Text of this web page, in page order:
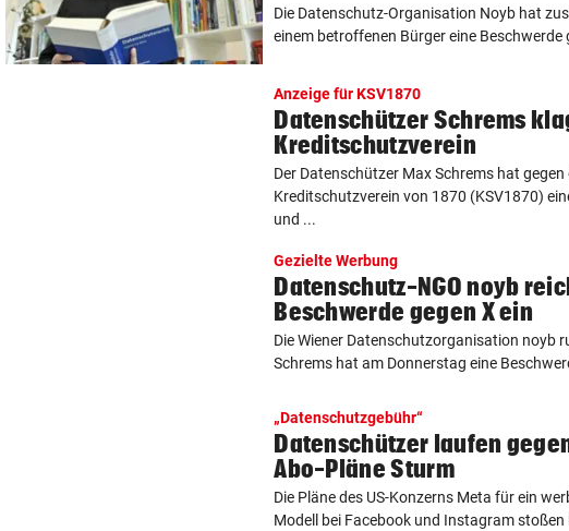
Die Datenschutz-Organisation Noyb hat
einem betroffenen Bürger eine Beschwerde
Anzeige für KSV1870
Datenschützer Schrems
Kreditschutzverein
Der Datenschützer Max Schrems hat gegen
Kreditschutzverein von 1870 (KSV1870)
und ...
Gezielte Werbung
Datenschutz-NGO noyb
Beschwerde gegen X ein
Die Wiener Datenschutzorganisation noyb
Schrems hat am Donnerstag eine
„Datenschutzgebühr“
Datenschützer laufen
Abo-Pläne Sturm
Die Pläne des US-Konzerns Meta für ein
Modell bei Facebook und Instagram stoßen